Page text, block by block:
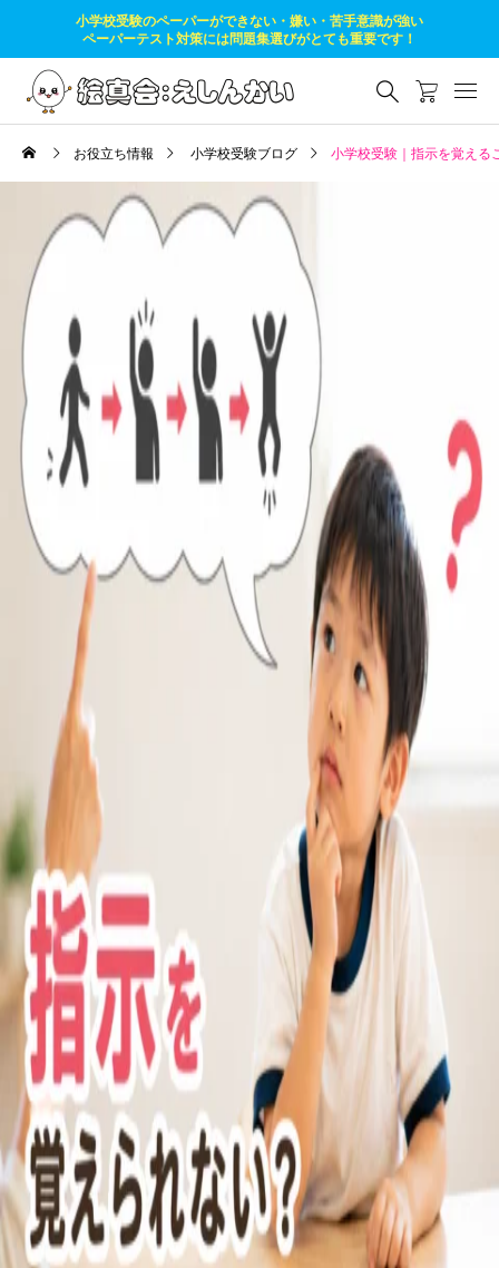
小学校受験のペーパーができない・嫌い・苦手意識が強い
ペーパーテスト対策には問題集選びがとても重要です！
お役立ち情報 小学校受験ブログ 小学校受験｜指示を覚え